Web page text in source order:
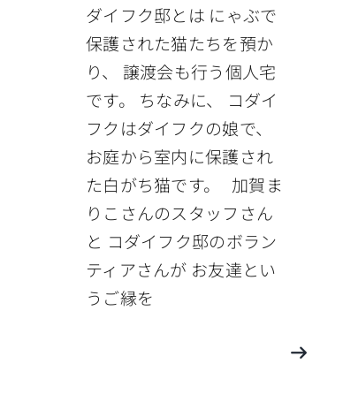
ダイフク邸とは にゃぶで
保護された猫たちを預か
り、 譲渡会も行う個人宅
です。 ちなみに、 コダイ
フクはダイフクの娘で、
お庭から室内に保護され
た白がち猫です。 加賀ま
りこさんのスタッフさん
と コダイフク邸のボラン
ティアさんが お友達とい
うご縁を